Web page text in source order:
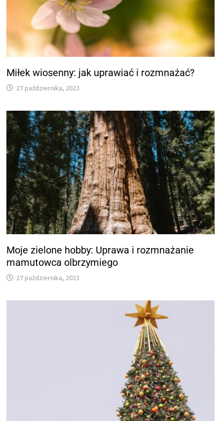
Miłek wiosenny: jak uprawiać i rozmnażać?
27 października, 2023
Moje zielone hobby: Uprawa i rozmnażanie
mamutowca olbrzymiego
27 października, 2023